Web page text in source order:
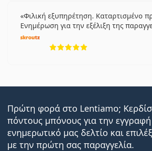
Φιλική εξυπηρέτηση. Καταρτισμένο
Ενημέρωση για την εξέλιξη της
Πρώτη φορά στο Lentiamo;
πόντους μπόνους για την
ενημερωτικό μας δελτίο και
με την πρώτη σας παραγγελία.